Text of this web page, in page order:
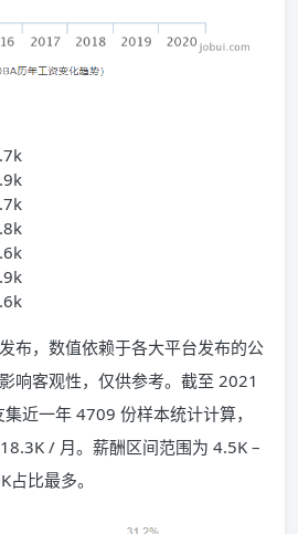
布，数值依赖于各大平台发布的公
响客观性，仅供参考。截至 2021
近一年 4709 份样本统计计算，
/ 月。薪酬区间范围为 4.5K –
比最多。